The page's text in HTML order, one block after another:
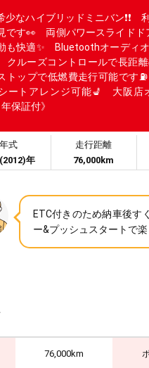
少なハイブリッドミニバン❗❗
です👀 両側パワースライドド
も快適✨ Bluetoothオーディ
ルーズコントロールで長距
トップで低燃費走行可能です
ートアレンジ可能💺 大阪店
保証付》
年式
年
走行距離
76,000km
ETC付きのため納車後
ー&プッシュスタートで楽
76,000km